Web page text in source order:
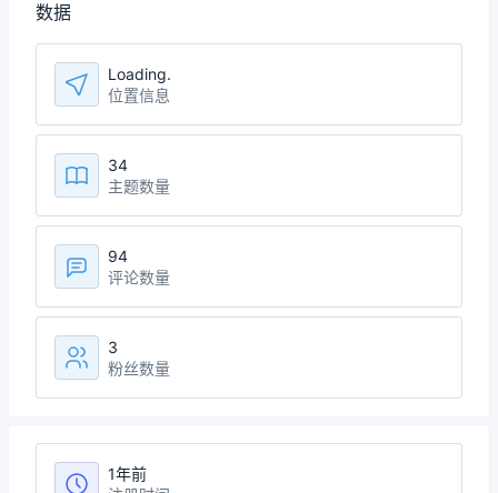
数据
Loading
位置信息
34
主题数量
94
评论数量
3
粉丝数量
1年前